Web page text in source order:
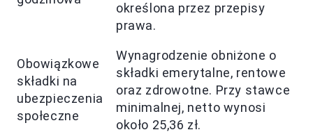
określona przez przepisy
prawa.
Obowiązkowe
składki na
ubezpieczenia
społeczne
Wynagrodzenie obniżone o
składki emerytalne, rentowe
oraz zdrowotne. Przy stawce
minimalnej, netto wynosi
około 25,36 zł.